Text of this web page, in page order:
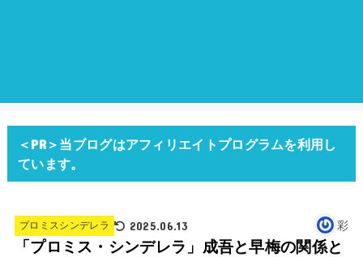
＜PR＞当ブログはアフィリエイトプログラムを利用し
ています。
プロミスシンデレラ 2025.06.13 彩
「プロミス・シンデレラ」成吾と早梅の関係と